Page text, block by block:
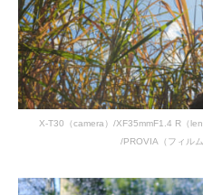
X-T30（camera）/XF35mmF1.4 R（
/PROVIA（フィル